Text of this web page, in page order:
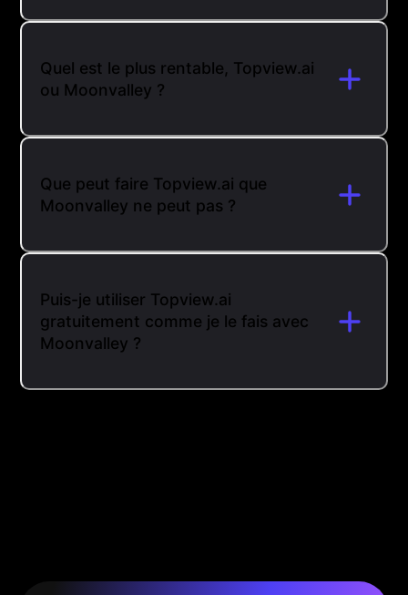
Quel est le plus rentable, Topview.ai
ou Moonvalley ?
Que peut faire Topview.ai que
Moonvalley ne peut pas ?
Puis-je utiliser Topview.ai
gratuitement comme je le fais avec
Moonvalley ?